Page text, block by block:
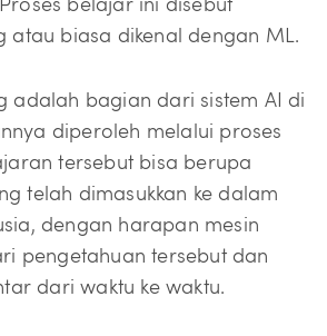
belajar ini disebut
atau biasa dikenal dengan ML.
adalah bagian dari sistem AI di
diperoleh melalui proses
tersebut bisa berupa
telah dimasukkan ke dalam
dengan harapan mesin
pengetahuan tersebut dan
dari waktu ke waktu.